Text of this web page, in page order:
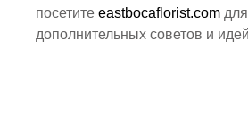
посетите eastbocaflorist.com
дополнительных советов и